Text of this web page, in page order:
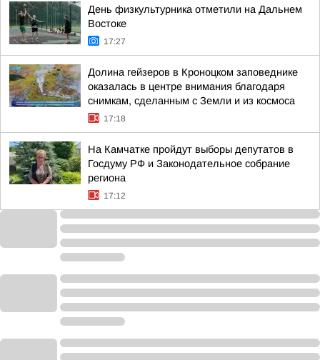
День физкультурника отметили на Дальнем
Востоке
17:27
Долина гейзеров в Кроноцком заповеднике
оказалась в центре внимания благодаря
снимкам, сделанным с Земли и из космоса
17:18
На Камчатке пройдут выборы депутатов в
Госдуму РФ и Законодательное собрание
региона
17:12